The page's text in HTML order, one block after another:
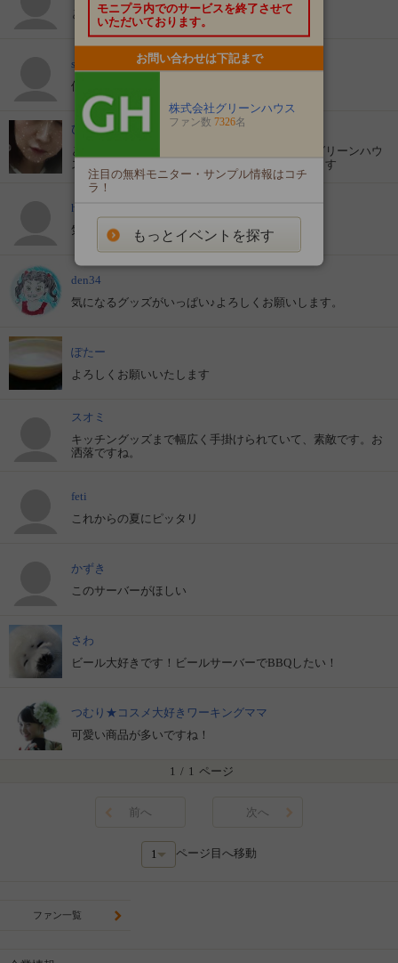
とても便利
shiba126
使ってみたい
ひろちゃん
とても面白く楽しい商品を出されているのが、グリーンハウ
スさんのビールサーバーを何度も使用しております
hhd01126
気になる商品が一杯ありますね。
den34
気になるグッズがいっぱい♪よろしくお願いします。
ぽたー
よろしくお願いいたします
スオミ
キッチングッズまで幅広く手掛けられていて、素敵です。お
洒落ですね。
feti
これからの夏にピッタリ
かずき
このサーバーがほしい
さわ
ビール大好きです！ビールサーバーでBBQしたい！
つむり★コスメ大好きワーキングママ
可愛い商品が多いですね！
1 / 1 ページ
前へ 次へ
ページ目へ移動
ファン一覧
モニプラ内でのサービスを終了させて
いただいております。
お問い合わせは下記まで
株式会社グリーンハウス
ファン数 7326名
注目の無料モニター・サンプル情報はコチ
ラ！
もっとイベントを探す